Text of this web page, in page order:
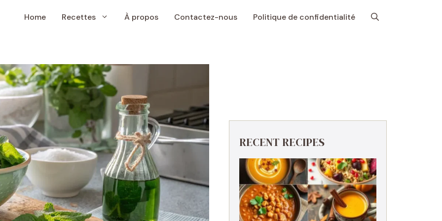
Home Recettes À propos Contactez-nous Politique de confidentialité
RECENT RECIPES